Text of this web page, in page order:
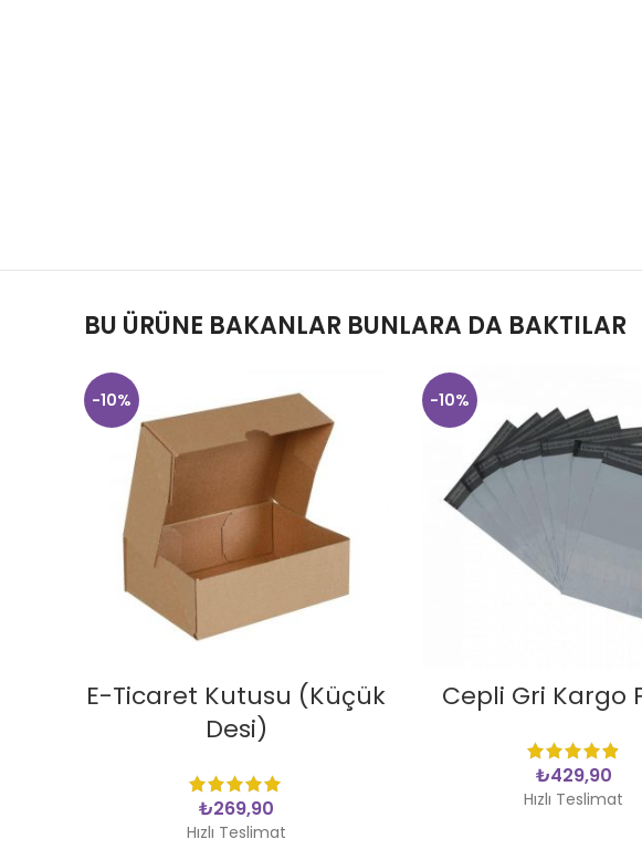
BU ÜRÜNE BAKANLAR BUNLARA DA BAKTILAR
-10%
E-Ticaret Kutusu (Küçük
Desi)
₺
Hızlı Teslimat
-10%
Cepli Gri Kargo
₺
Hızlı Teslimat